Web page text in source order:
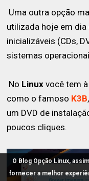
Uma outra opção
utilizada hoje em
inicializáveis (CDs,
sistemas
No Linux você tem
como o famoso K3B
um DVD de
poucos cliques.
O Blog Opção Linux,
fornecer a melhor